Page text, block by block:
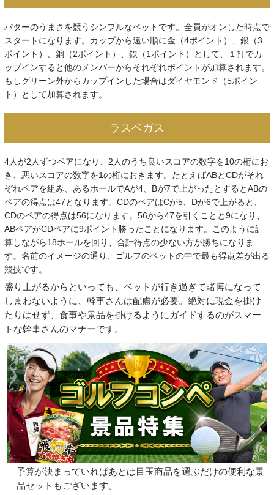
パターのうまさを競うシンプルなベットです。全員がオンした時点で
スタートになります。カップから遠い順に金（4ポイント）、銀（3
ポイント）、銅（2ポイント）、鉄（1ポイント）として、１打でカ
ップインすると他のメンバーからそれぞれポイントが加算されます。
もしグリーン外からカップインした場合はダイヤモンド（5ポイン
ト）として加算されます。
ラスベガス
4人が2人ずつペアになり、2人のうち良いスコアの数字を10の桁にお
き、悪いスコアの数字を1の桁におきます。たとえばABとCDがそれ
ぞれペアを組み、あるホールでAが4、Bが7で上がったとするとABの
ペアの得点は47となります。CDのペアはCが5、Dが6で上がると、
CDのペアの得点は56になります。56から47を引くことと9になり、
ABペアがCDペアに9ポイント勝ったことになります。このように計
算しながら18ホールを回り、合計得点の少ない方が勝ちになりま
す。名前のイメージの通り、ゴルフのベットの中で最も得点差が出る
競技です。
盛り上がるからといっても、ベットが行き過ぎて賭博になって
しまわないように、幹事さんは配慮が必要。絶対に現金を掛け
たりはせず、食事や景品を掛けるようにガイドするのがスマー
トな幹事さんのマナーです。
予算が決まっていればあとは目玉商品を選ぶだけの便利な景
品セットもございます。